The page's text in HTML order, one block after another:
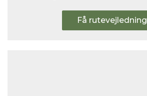
Få rutevejledning